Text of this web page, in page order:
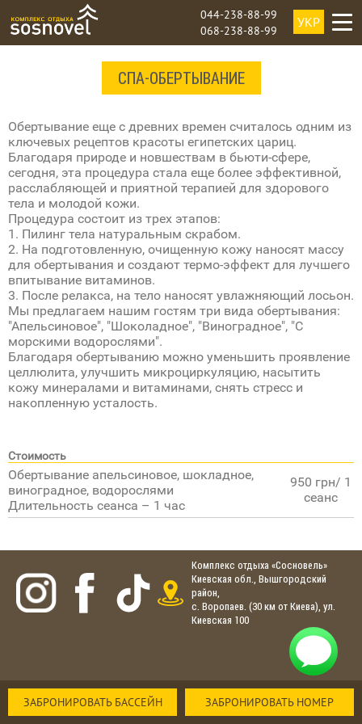
044-238-88-99
068-238-88-99
УКР
СПА-ОБЕРТЫВАНИЕ
Обертывание еще с древних времен считалось одним из
ключевых рецептов красоты египетских цариц.
Благодаря природе и новшествам в бьюти-сфере,
сегодня, эта процедура стала еще более эффективной,
расслабляющей и приятной терапией для здорового
тела и молодой кожи.
Процедура состоит из трех этапов:
1. Пилинг тела натуральным скрабом.
2. На подготовленную, очищенную кожу наносят массу
для обертывания и создают термо-эффект для лучшего
впитывание витаминов.
3. После релакса, на тело наносят увлажняющий лосьон.
Мы предлагаем нашим гостям три вида обертывания:
"Апельсиновое", "Шоколадное", "Виноградное", "С
морскими водорослями".
Благодаря обертыванию можно уменьшить проявление
целлюлита, улучшить микроциркуляцию, насытить
кожу минералами и витаминами, снять стресс и
накопленную усталость.
Стоимость
Обертывание апельсиновое, шокладное,
виноградное, водорослями
Длительность сеанса – 1 час
950 грн/ 1
сеанс
Комплекс отдыха «Сосновель»
Киевская обл., Вышгородский
район,
с. Воропаев. (30 км от Киева), ул.
Киевская 100
ЗАБРОНИРОВАТЬ БАССЕЙН ЗАБРОНИРОВАТЬ НОМЕР